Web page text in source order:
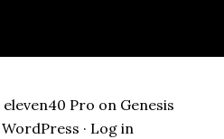
eleven40 Pro on Genesis
WordPress · Log in